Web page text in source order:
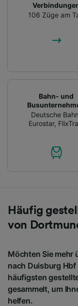
106 Züge am
Bahn- und
Deutsche Bahn
Eurostar,
Häufig
von
Möchten Sie mehr
nach Duisburg Hbf
häufigsten
gesammelt, um
helfen.